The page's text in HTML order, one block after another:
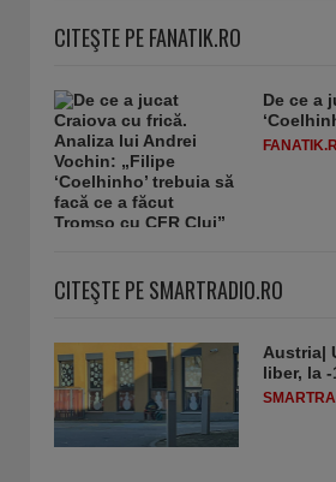
CITEŞTE PE FANATIK.RO
De ce a
CITEŞTE PE SMARTRADIO.RO
Austria|
liber, la